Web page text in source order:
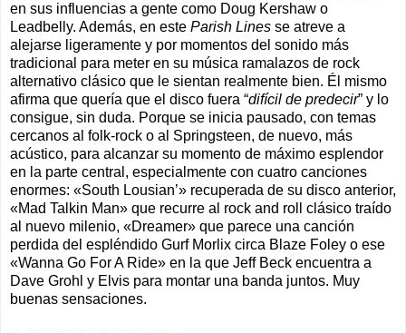
en sus influencias a gente como Doug Kershaw o
Leadbelly. Además, en este Parish Lines se atreve a
alejarse ligeramente y por momentos del sonido más
tradicional para meter en su música ramalazos de rock
alternativo clásico que le sientan realmente bien. Él mismo
afirma que quería que el disco fuera “difícil de predecir” y lo
consigue, sin duda. Porque se inicia pausado, con temas
cercanos al folk-rock o al Springsteen, de nuevo, más
acústico, para alcanzar su momento de máximo esplendor
en la parte central, especialmente con cuatro canciones
enormes: «South Lousian’» recuperada de su disco anterior,
«Mad Talkin Man» que recurre al rock and roll clásico traído
al nuevo milenio, «Dreamer» que parece una canción
perdida del espléndido Gurf Morlix circa Blaze Foley o ese
«Wanna Go For A Ride» en la que Jeff Beck encuentra a
Dave Grohl y Elvis para montar una banda juntos. Muy
buenas sensaciones.